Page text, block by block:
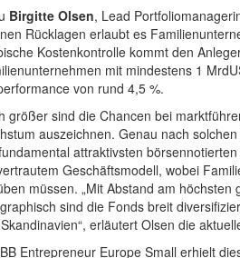
Birgitte Olsen, Lead
Rücklagen erlaubt es
Kostenkontrolle kommt den
mit mindestens 1
von rund 4,5 %.
größer sind die Chancen bei
auszeichnen. Genau nach
attraktivsten
Geschäftsmodell, wobei
müssen. „Mit Abstand am
sind die Fonds breit
erläutert Olsen die
Entrepreneur Europe Small erhielt